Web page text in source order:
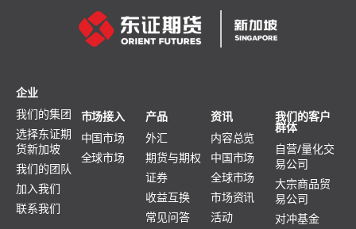
企业
我们的集团
选择东证期
货新加坡
我们的团队
加入我们
联系我们
市场接入
中国市场
全球市场
产品
外汇
期货与期权
证券
收益互换
常见问答
资讯
内容总览
中国市场
全球市场
市场资讯
活动
我们的客户
群体
自营/量化交
易公司
大宗商品贸
易公司
对冲基金